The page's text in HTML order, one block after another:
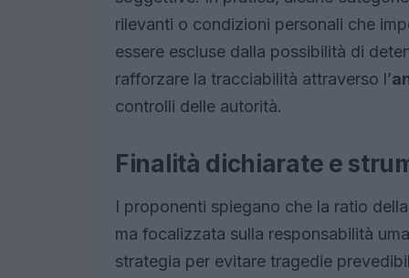
rilevanti o condizioni personali che
essere escluse dalla possibilità di
rafforzare la tracciabilità attraverso l’
controlli delle autorità.
Finalità dichiarate e
I proponenti spiegano che la ratio
ma focalizzata sulla responsabilità
strategia per evitare tragedie